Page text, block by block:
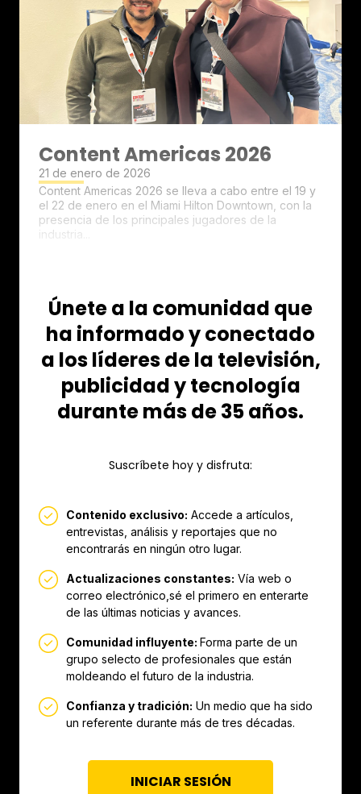
Content Americas 2026
21 de enero de 2026
Content Americas 2026 se lleva a cabo entre el 19 y
el 22 de enero en el Miami Hilton Downtown, con la
presencia de los principales jugadores de la
industria...
Únete a la comunidad que
ha informado y conectado
a los líderes de la televisión,
publicidad y tecnología
durante más de 35 años.
Suscríbete hoy y disfruta:
Contenido exclusivo: Accede a artículos,
entrevistas, análisis y reportajes que no
encontrarás en ningún otro lugar.
Actualizaciones constantes: Vía web o
correo electrónico,sé el primero en enterarte
de las últimas noticias y avances.
Comunidad influyente: Forma parte de un
grupo selecto de profesionales que están
moldeando el futuro de la industria.
Confianza y tradición: Un medio que ha sido
un referente durante más de tres décadas.
INICIAR SESIÓN